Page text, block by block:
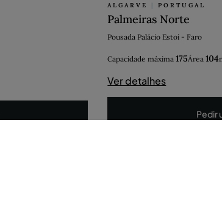
ALGARVE | PORTUGAL
Palmeiras Norte
Pousada Palácio Estoi - Faro
Capacidade máxima175Área104
Ver detalhes
Pedir